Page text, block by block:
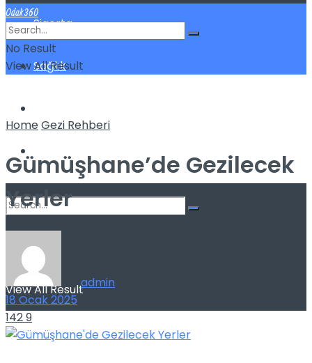
Sigorta
Sağlık
No Result
View All Result
Odak360
No Result
View All Result
HomeGezi Rehberi
Gümüşhane’de Gezilecek
Yerler
byadmin
18 Ocak 2025
1429